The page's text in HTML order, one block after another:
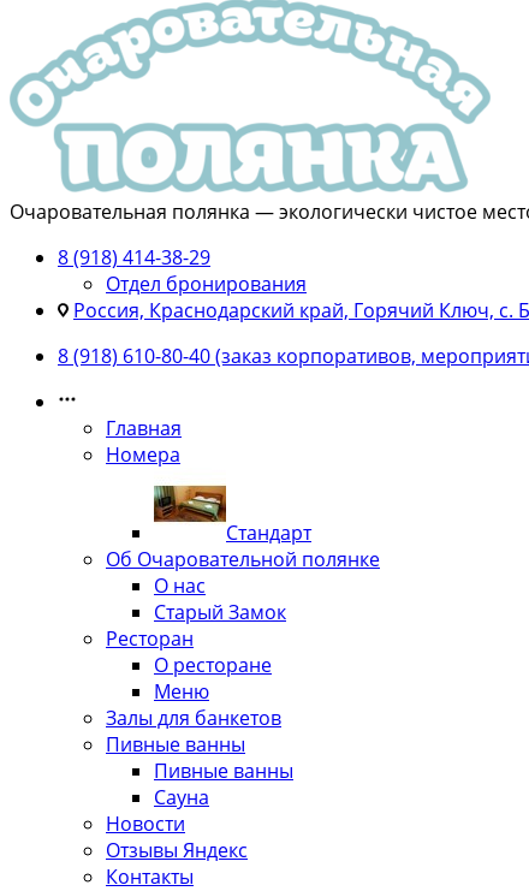
Очаровательная полянка — экологически чистое
8 (918) 414-38-29
Отдел бронирования
Россия, Краснодарский край, Горячий Ключ,
8 (918) 610-80-40 (заказ корпоративов,
Главная
Номера
Стандарт
Об Очаровательной полянке
О нас
Старый Замок
Ресторан
О ресторане
Меню
Залы для банкетов
Пивные ванны
Пивные ванны
Сауна
Новости
Отзывы Яндекс
Контакты